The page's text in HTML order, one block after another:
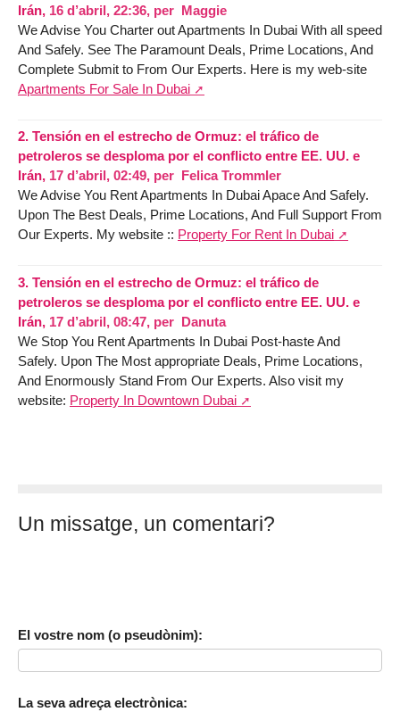
Irán, 16 d’abril, 22:36, per Maggie
We Advise You Charter out Apartments In Dubai With all speed
And Safely. See The Paramount Deals, Prime Locations, And
Complete Submit to From Our Experts. Here is my web-site
Apartments For Sale In Dubai
2. Tensión en el estrecho de Ormuz: el tráfico de
petroleros se desploma por el conflicto entre EE. UU. e
Irán, 17 d’abril, 02:49, per Felica Trommler
We Advise You Rent Apartments In Dubai Apace And Safely.
Upon The Best Deals, Prime Locations, And Full Support From
Our Experts. My website :: Property For Rent In Dubai
3. Tensión en el estrecho de Ormuz: el tráfico de
petroleros se desploma por el conflicto entre EE. UU. e
Irán, 17 d’abril, 08:47, per Danuta
We Stop You Rent Apartments In Dubai Post-haste And
Safely. Upon The Most appropriate Deals, Prime Locations,
And Enormously Stand From Our Experts. Also visit my
website: Property In Downtown Dubai
Un missatge, un comentari?
El vostre nom (o pseudònim):
La seva adreça electrònica: